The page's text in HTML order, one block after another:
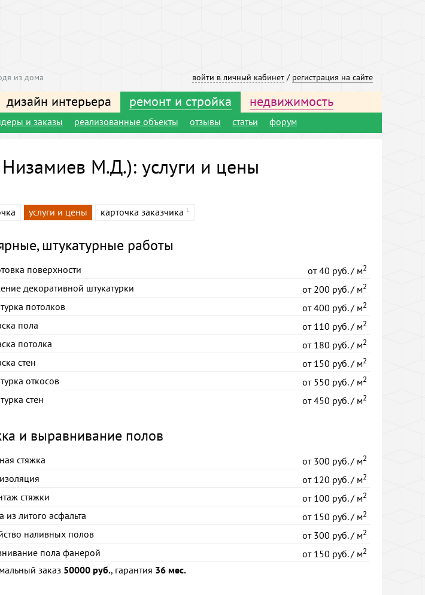
войти в личный кабинет / регистрация на сайте
из дома
дизайн интерьера ремонт и стройка недвижимость
и заказы реализованные объекты отзывы статьи форум
М.Д.): услуги и цены
услуги и цены карточка заказчика 1
штукатурные работы
поверхности от40 руб. / м2
декоративной штукатурки от200 руб. / м2
потолков от400 руб. / м2
пола от110 руб. / м2
потолка от180 руб. / м2
стен от150 руб. / м2
откосов от550 руб. / м2
стен от450 руб. / м2
и выравнивание полов
стяжка от300 руб. / м2
от120 руб. / м2
стяжки от100 руб. / м2
из литого асфальта от150 руб. / м2
наливных полов от300 руб. / м2
пола фанерой от150 руб. / м2
заказ 50000 руб., гарантия 36 мес.